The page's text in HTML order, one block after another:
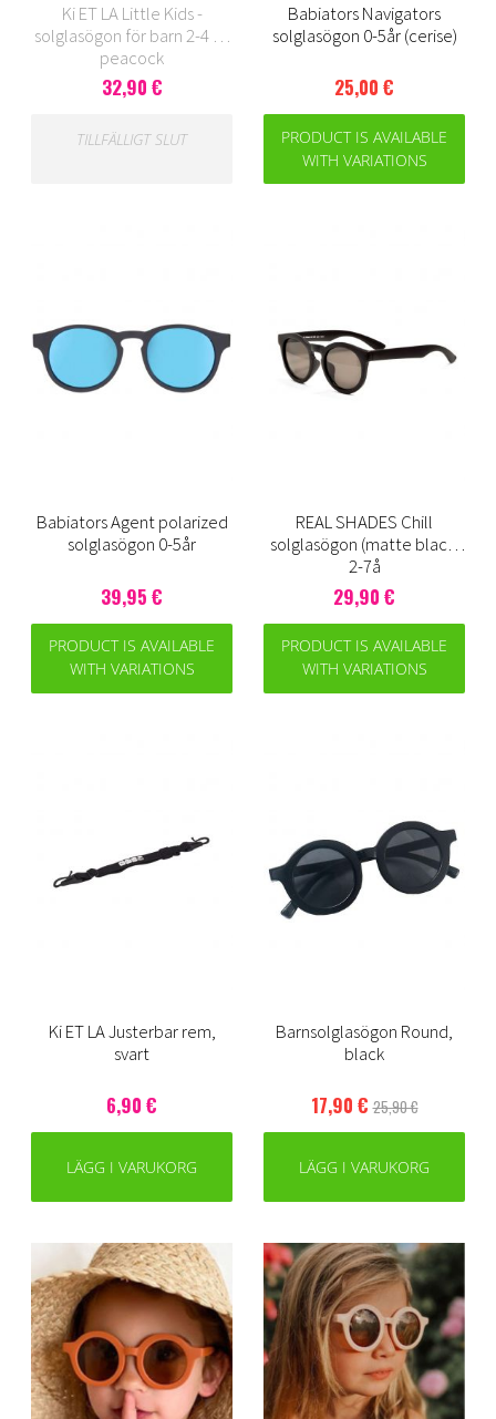
Ki ET LA Little Kids -
solglasögon för barn 2-4 år,
peacock
32,90 €
TILLFÄLLIGT SLUT
Babiators Navigators
solglasögon 0-5år (cerise)
25,00 €
PRODUCT IS AVAILABLE
WITH VARIATIONS
Babiators Agent polarized
solglasögon 0-5år
39,95 €
PRODUCT IS AVAILABLE
WITH VARIATIONS
REAL SHADES Chill
solglasögon (matte black)
2-7å
29,90 €
PRODUCT IS AVAILABLE
WITH VARIATIONS
Ki ET LA Justerbar rem,
svart
6,90 €
LÄGG I VARUKORG
Barnsolglasögon Round,
black
17,90 € 25,90 €
LÄGG I VARUKORG